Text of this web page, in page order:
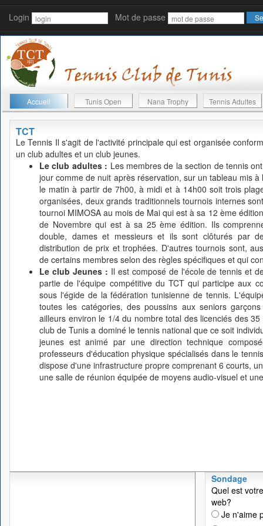
Login Mot de passe
Accueil Tunis Open Nana Trophy Tennis Adultes
TCT
Le Tennis Il s'agit de l'activité principale qui est organisée
un club adultes et un club jeunes.
Le club adultes : Les membres de la section de tennis
jour comme de nuit après réservation, sur un tableau mis
le matin à partir de 7h00, à midi et à 14h00 soit trois
organisées, deux grands traditionnels tournois internes
tournoi MIMOSA au mois de Mai qui est à sa 12 ème
de Novembre qui est à sa 25 ème édition. Ils
double, dames et messieurs et ils sont clôturés par
distribution de prix et trophées. D'autres tournois sont,
de certains membres selon des règles spécifiques et qui
Le club Jeunes : Il est composé de l'école de tennis et
partie de l'équipe compétitive du TCT qui participe aux
sous l'égide de la fédération tunisienne de tennis.
toutes les catégories, des poussins aux seniors
ailleurs environ le 1/4 du nombre total des licenciés des
club de Tunis a dominé le tennis national que ce soit
jeunes est animé par une direction technique
professeurs d'éducation physique spécialisés dans le
dispose d'une infrastructure propre comprenant 6 courts,
une salle de réunion équipée de moyens audio-visuel et
Sondage
Quel est
web?
Je n'aime